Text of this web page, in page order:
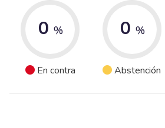
0 %
En contra
0 %
Abstención